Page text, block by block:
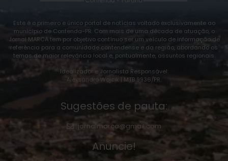
Este é o primeiro e único portal de notícias voltado exclusivamente ao
município de Contenda-PR. Com mais de uma década de atuação, o
Jornal MARCA tem por objetivo contínuo ser um veículo de informação de
referência para a comunidade contendense e da região, abordando os
temas de maior relevância local e, pontualmente, assuntos regionais.
Idealizador e Jornalista Responsável:
Alexsandro Wojcik | MTB 9936/PR.
Sugestões de pauta:
jornalmarca@gmail.com
Anuncie!